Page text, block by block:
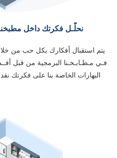
نحلّـل فكرتك داخل
يتم استقبال أفكارك بكل حب من
فـي مـطـابـخـنا البرمجية من قبل
البهارات الخاصة بنا على فكرتك